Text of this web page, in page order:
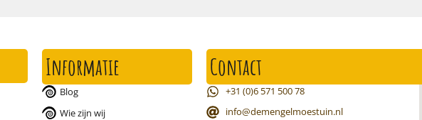
Informatie
Blog
Wie zijn wij
Contact
+31 (0)6 571 500 78
info@demengelmoestuin.nl